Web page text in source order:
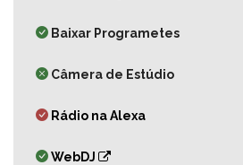
Baixar Programetes
Câmera de Estúdio
Rádio na Alexa
WebDJ